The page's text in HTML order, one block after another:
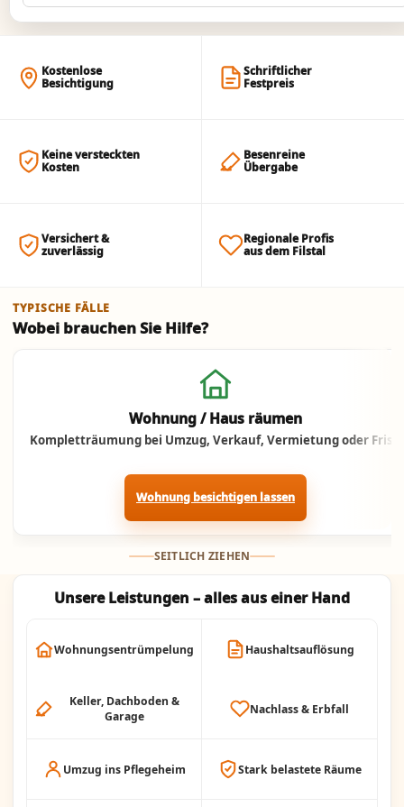
Jetzt anrufen
Kostenlose
Besichtigung
Schriftlicher
Festpreis
Keine versteckten
Kosten
Besenreine
Übergabe
Versichert &
zuverlässig
Regionale Profis
aus dem Filstal
TYPISCHE FÄLLE
Wobei brauchen Sie Hilfe?
Wohnung / Haus räumen
Kompletträumung bei Umzug, Verkauf, Vermietung oder Frist.
Wohnung besichtigen lassen
SEITLICH ZIEHEN
Unsere Leistungen – alles aus einer Hand
Wohnungsentrümpelung Haushaltsauflösung
Keller, Dachboden &
Garage
Nachlass & Erbfall
Umzug ins Pflegeheim Stark belastete Räume